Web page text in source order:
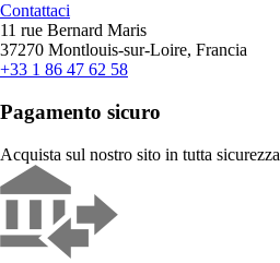
Contattaci
11 rue Bernard Maris
37270 Montlouis-sur-Loire, Francia
+33 1 86 47 62 58
Pagamento sicuro
Acquista sul nostro sito in tutta sicurezza